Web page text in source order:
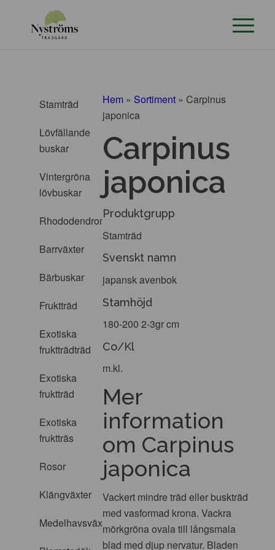
Stamträd
Lövfällande
buskar
Vintergröna
lövbuskar
Rhododendron
Barrväxter
Bärbuskar
Fruktträd
Exotiska
fruktträdträd
Exotiska
fruktträd
Exotiska
fruktträs
Rosor
Klängväxter
Medelhavsväxter
Hem » Sortiment » Carpinus
japonica
Carpinus
japonica
Produktgrupp
Stamträd
Svenskt namn
japansk avenbok
Stamhöjd
180-200 2-3gr cm
Co/Kl
m.kl.
Mer
information
om Carpinus
japonica
Vackert mindre träd eller buskträd
med vasformad krona. Vackra
mörkgröna ovala till långsmala
blad med djup nervatur. Bladen